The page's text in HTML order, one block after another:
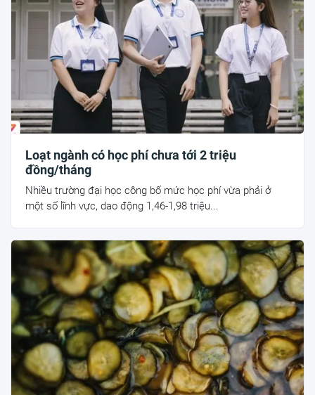
Loạt ngành có học phí chưa tới 2 triệu
đồng/tháng
Nhiều trường đại học công bố mức học phí vừa phải ở
một số lĩnh vực, dao động 1,46-1,98 triệu...